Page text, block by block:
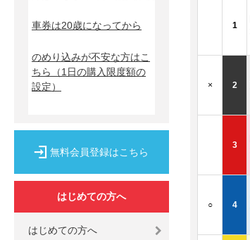
車券は20歳になってから
のめり込みが不安な方はこ
ちら
（1日の購入限度額の
設定）
無料会員登録はこちら
はじめての方へ
はじめての方へ
1
× 2
3
○ 4